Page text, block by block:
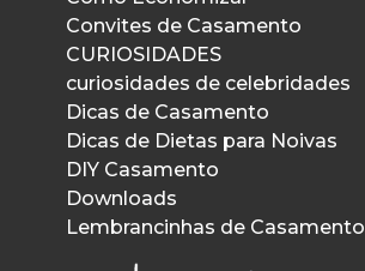
Convites de Casamento
CURIOSIDADES
curiosidades de celebridades
Dicas de Casamento
Dicas de Dietas para Noivas
DIY Casamento
Downloads
Lembrancinhas de Casamento